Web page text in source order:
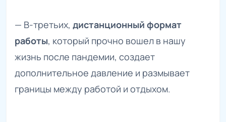
— В-третьих, дистанционный формат
работы, который прочно вошел в нашу
жизнь после пандемии, создает
дополнительное давление и размывает
границы между работой и отдыхом.